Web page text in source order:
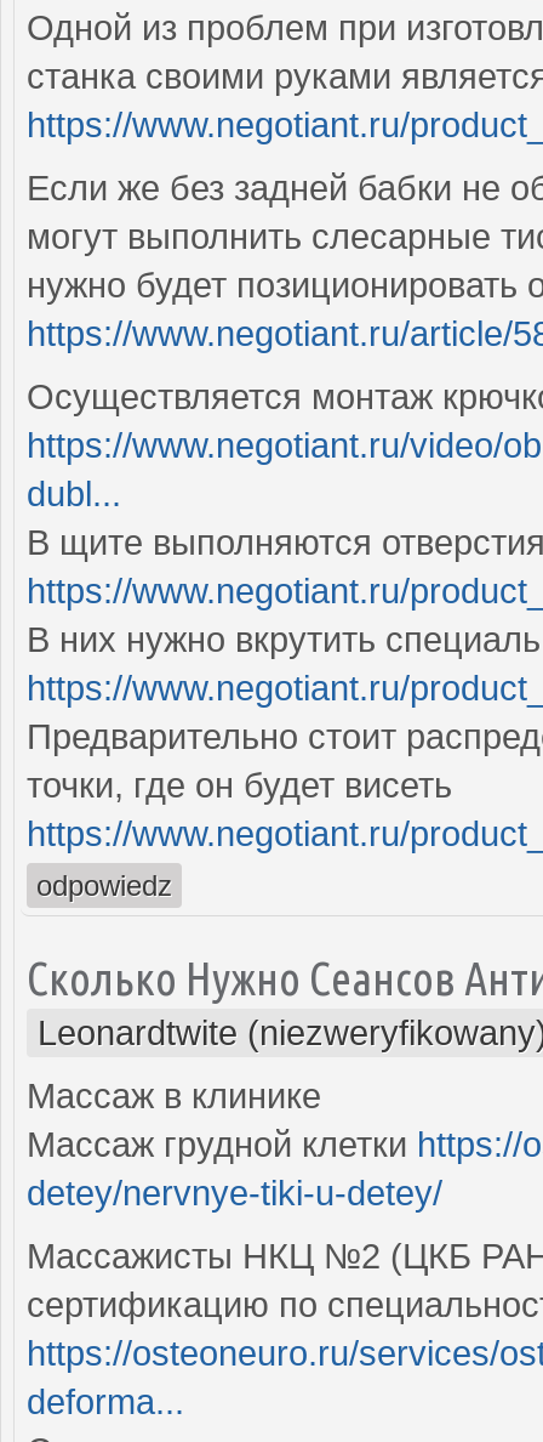
Одной из проблем при
станка своими руками
https://www.negotiant.ru/
Если же без задней бабки не
могут выполнить слесарные
нужно будет позиционировать
https://www.negotiant.ru/article/
Осуществляется монтаж
https://www.negotiant.ru/video/
dubl...
В щите выполняются
https://www.negotiant.ru/
В них нужно вкрутить
https://www.negotiant.ru/
Предварительно стоит
точки, где он будет висеть
https://www.negotiant.ru/
odpowiedz
Сколько Нужно Сеансов
Leonardtwite
Массаж в клинике
Массаж грудной клетки https://
detey/nervnye-tiki-u-detey/
Массажисты НКЦ №2 (ЦКБ
сертификацию по
https://osteoneuro.ru/services/
deforma...